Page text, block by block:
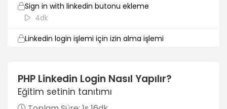
Sign in with linkedin butonu ekleme
4dk
Linkedin login işlemi için izin alma işlemi
10dk
Access token ile profil bilgilerini almak
PHP Linkedin Login Nasıl Yapılır?
Eğitim setinin tanıtımı